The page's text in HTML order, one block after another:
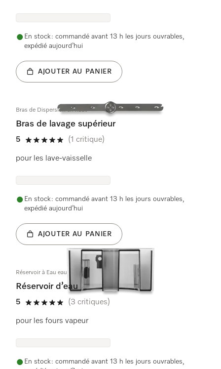
En stock : commandé avant 13 h les jours ouvrables,
expédié aujourd’hui
AJOUTER AU PANIER
Bras de Dispersion en haut
Bras de lavage supérieur
5
5 étoiles sur 5
(1 critique)
pour les lave-vaisselle
En stock : commandé avant 13 h les jours ouvrables,
expédié aujourd’hui
AJOUTER AU PANIER
Réservoir à Eau eau condensée geschw. KD
Réservoir d’eau
5
5 étoiles sur 5
(3 critiques)
pour les fours vapeur
En stock : commandé avant 13 h les jours ouvrables,